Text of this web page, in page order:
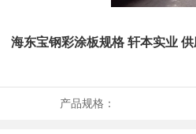
海东宝钢彩涂板规格 轩本实业
产品规格：